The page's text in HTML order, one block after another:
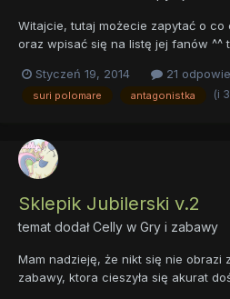
Witajcie, tutaj możecie zapytać o co
oraz wpisać się na listę jej fanów ^^
Aha... Ok, pytać, a ja wam
chciało. Lista fanów:
Styczeń 19, 2014 21
suri polomare antagonistka (i
Sklepik Jubilerski v.2
temat dodałCelly w Gry i zabawy
Mam nadzieję, że nikt się nie obrazi
zabawy, ktora cieszyła się akurat